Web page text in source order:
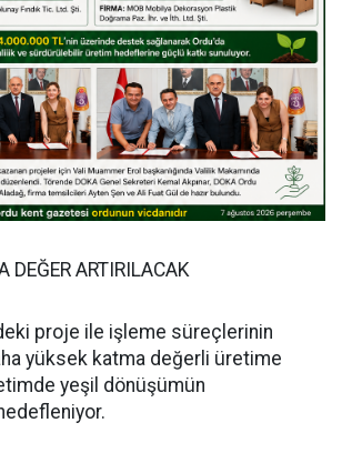
DEĞER ARTIRILACAK
proje ile işleme süreçlerinin
yüksek katma değerli üretime
yeşil dönüşümün